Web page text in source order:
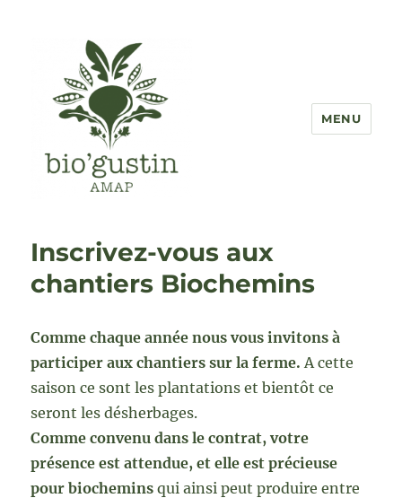
MENU
Inscrivez-vous aux
chantiers Biochemins
Comme chaque année nous vous invitons à
participer aux chantiers sur la ferme. A cette
saison ce sont les plantations et bientôt ce
seront les désherbages.
Comme convenu dans le contrat, votre
présence est attendue, et elle est précieuse
pour biocheminsqui ainsi peut produire entre